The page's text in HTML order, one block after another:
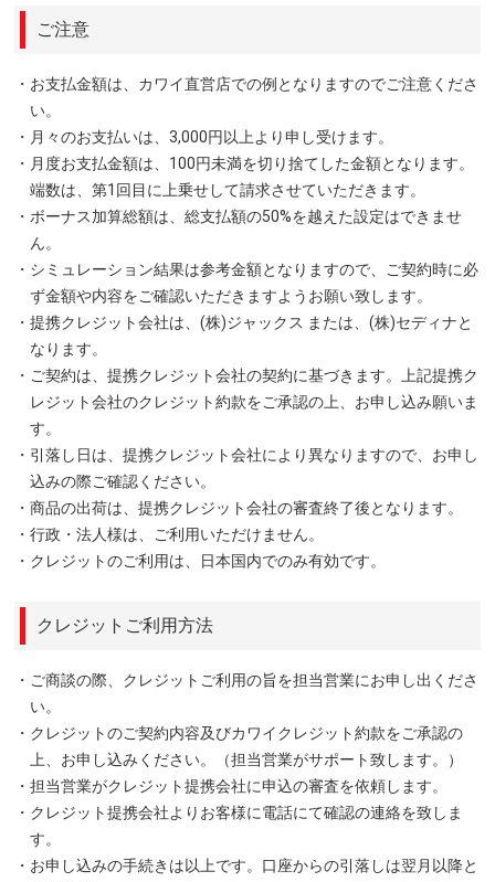
ご注意
・お支払金額は、カワイ直営店での例となりますのでご注意くださ
い。
・月々のお支払いは、3,000円以上より申し受けます。
・月度お支払金額は、100円未満を切り捨てした金額となります。
端数は、第1回目に上乗せして請求させていただきます。
・ボーナス加算総額は、総支払額の50%を越えた設定はできませ
ん。
・シミュレーション結果は参考金額となりますので、ご契約時に必
ず金額や内容をご確認いただきますようお願い致します。
・提携クレジット会社は、(株)ジャックス または、(株)セディナと
なります。
・ご契約は、提携クレジット会社の契約に基づきます。上記提携ク
レジット会社のクレジット約款をご承認の上、お申し込み願いま
す。
・引落し日は、提携クレジット会社により異なりますので、お申し
込みの際ご確認ください。
・商品の出荷は、提携クレジット会社の審査終了後となります。
・行政・法人様は、ご利用いただけません。
・クレジットのご利用は、日本国内でのみ有効です。
クレジットご利用方法
・ご商談の際、クレジットご利用の旨を担当営業にお申し出くださ
い。
・クレジットのご契約内容及びカワイクレジット約款をご承認の
上、お申し込みください。（担当営業がサポート致します。）
・担当営業がクレジット提携会社に申込の審査を依頼します。
・クレジット提携会社よりお客様に電話にて確認の連絡を致しま
す。
・お申し込みの手続きは以上です。口座からの引落しは翌月以降と